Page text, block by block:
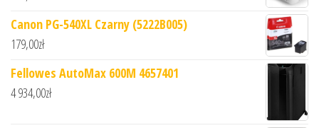
Canon PG-540XL Czarny (5222B005)
179,00zł
Fellowes AutoMax 600M 4657401
4 934,00zł